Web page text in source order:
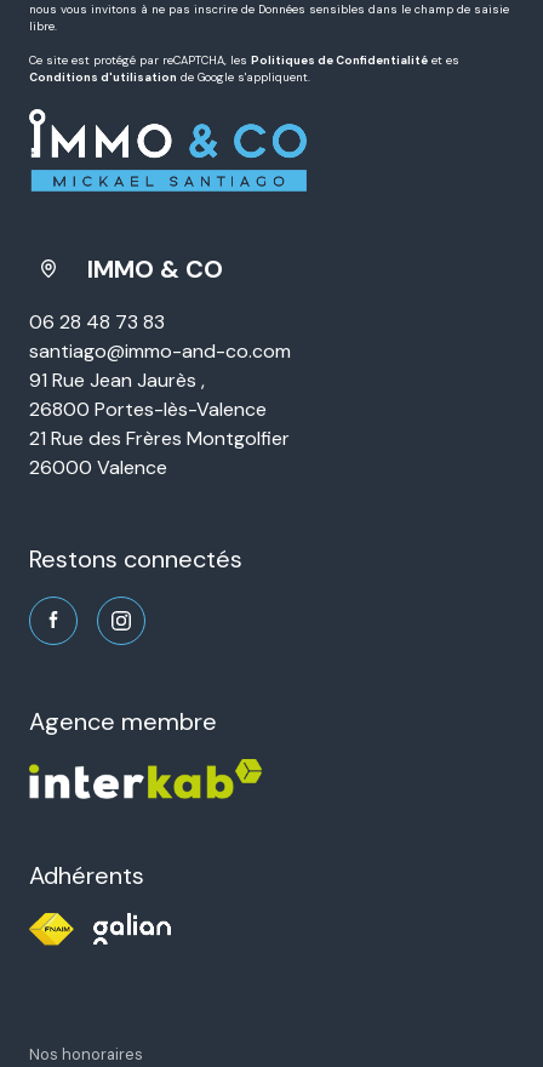
nous vous invitons à ne pas inscrire de Données sensibles dans le champ de saisie
libre.
Ce site est protégé par reCAPTCHA, les Politiques de Confidentialité et es
Conditions d'utilisation de Google s'appliquent.
IMMO & CO
06 28 48 73 83
santiago@immo-and-co.com
91 Rue Jean Jaurès ,
26800 Portes-lès-Valence
21 Rue des Frères Montgolfier
26000 Valence
restons connectés
agence membre
Adhérents
Nos honoraires